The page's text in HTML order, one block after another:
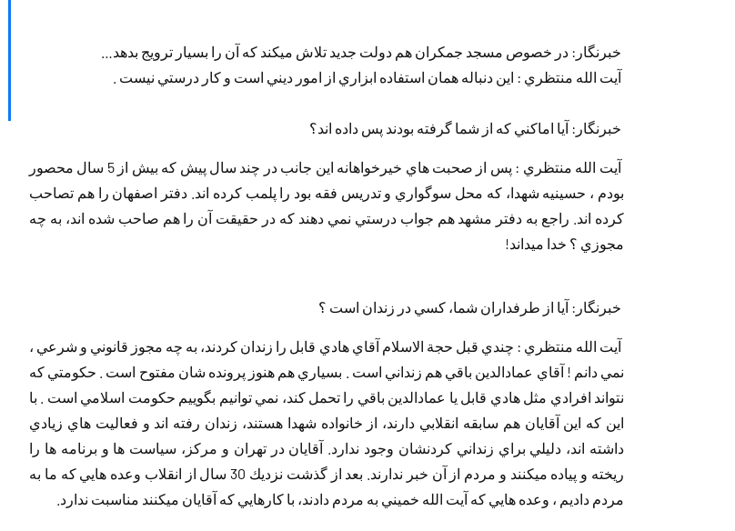
‏ ‏خبرنگار: در خصوص مسجد جمكران هم دولت جديد‏ ‏تلاش مي‎كند كه آن را بسيار ترويج بدهد…
‏ ‏آيت الله منتظري : اين دنباله همان استفاده ابزاري از‏ ‏امور ديني است و كار درستي نيست .
‏ ‏خبرنگار: آيا اماكني كه از شما گرفته بودند پس‏ ‏داده اند؟
‏ ‏آيت الله منتظري : پس از صحبت هاي خيرخواهانه‏ ‏اين جانب در چند سال پيش كه بيش از 5 سال‏ ‏محصور
بودم ، حسينيه شهدا، كه محل سوگواري و‏ ‏تدريس فقه بود را پلمب كرده اند. دفتر اصفهان را هم‏ ‏تصاحب
كرده اند. راجع به دفتر مشهد هم جواب‏ ‏درستي نمي دهند كه در حقيقت آن را هم صاحب‏ ‏شده اند، به چه
مجوزي ؟ خدا مي‎داند!
‏ ‏خبرنگار: آيا از طرفداران شما، كسي در زندان است ؟
‏ ‏آيت الله منتظري : چندي قبل حجة الاسلام آقاي‏ ‏هادي قابل را زندان كردند، به چه مجوز قانوني و‏ ‏شرعي ،
نمي دانم ! آقاي عمادالدين باقي هم زنداني‏ ‏است . بسياري هم هنوز پرونده شان مفتوح است .‏ ‏حكومتي كه
نتواند افرادي مثل هادي قابل يا‏ ‏عمادالدين باقي را تحمل كند، نمي توانيم بگوييم‏ ‏حكومت اسلامي است . با
اين كه اين آقايان هم سابقه‏ ‏انقلابي دارند، از خانواده شهدا هستند، زندان رفته اند‏ ‏و فعاليت هاي زيادي
داشته اند، دليلي براي زنداني‏ ‏كردنشان وجود ندارد. آقايان در تهران و مركز،‏ ‏سياست ها و برنامه ها را
ريخته و پياده مي‎كنند و مردم‏ ‏از آن خبر ندارند. بعد از گذشت نزديك 30 سال از‏ ‏انقلاب وعده هايي كه ما به
مردم داديم ، وعده هايي كه‏ ‏آيت الله خميني به مردم دادند، با كارهايي كه آقايان‏ ‏مي‎كنند مناسبت ندارد.